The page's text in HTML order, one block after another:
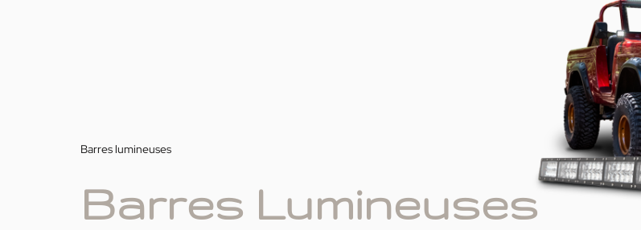
Barres lumineuses
Barres Lumineuses